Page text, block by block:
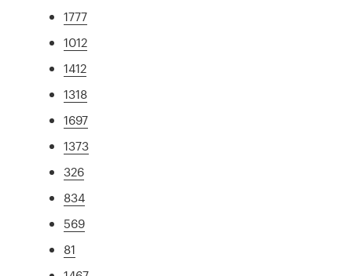
1777
1012
1412
1318
1697
1373
326
834
569
81